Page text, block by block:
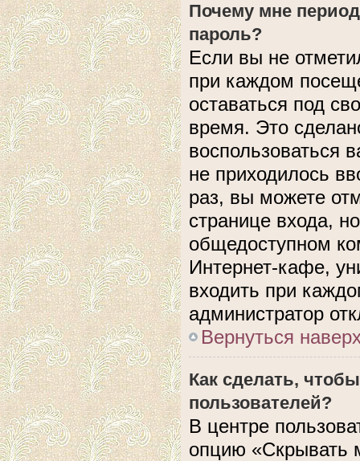
Почему мне
пароль?
Если вы не
при каждом
оставаться под
время. Это
воспользоваться
не приходилось
раз, вы можете
странице входа,
общедоступном
Интернет-кафе,
входить при
администратор
Вернуться
Как сделать,
пользователей?
В центре
опцию «Скрывать